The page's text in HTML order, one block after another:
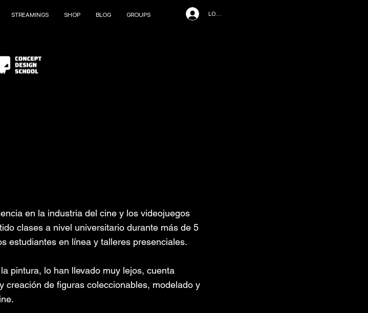
STREAMINGS SHOP BLOG GROUPS LOG IN
en la industria del cine y los videojuegos
clases a nivel universitario durante más de 5
estudiantes en línea y talleres presenciales.
pintura, lo han llevado muy lejos, cuenta
creación de figuras coleccionables, modelado y